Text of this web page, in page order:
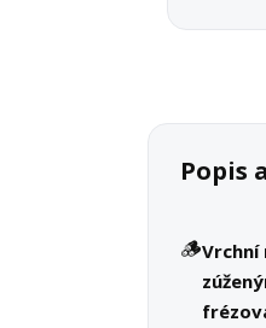
Popis
🪵Vrchní